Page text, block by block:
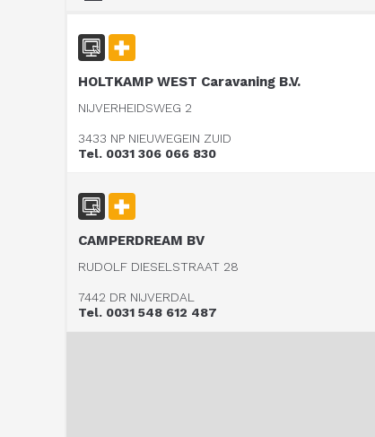
HOLTKAMP WEST Caravaning B.V.
NIJVERHEIDSWEG 2
3433 NP NIEUWEGEIN ZUID
Tel. 0031 306 066 830
CAMPERDREAM BV
RUDOLF DIESELSTRAAT 28
7442 DR NIJVERDAL
Tel. 0031 548 612 487